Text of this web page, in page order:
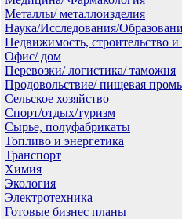
Металлы/ металлоизделия
Наука/Исследования/
Недвижимость, строительство и
Офис/ дом
Перевозки/ логистика/ таможня
Продовольствие/ пищевая
Сельское хозяйство
Спорт/отдых/туризм
Сырье, полуфабрикаты
Топливо и энергетика
Транспорт
Химия
Экология
Электротехника
Готовые бизнес планы